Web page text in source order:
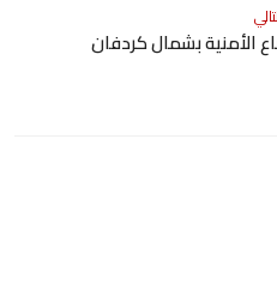
الأمنية بشمال كردفان